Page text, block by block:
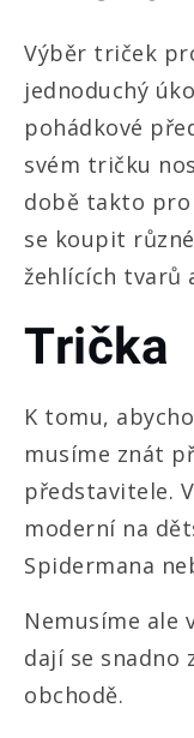
Výběr triček
jednoduchý
pohádkové
svém tričku
době takto pro
se koupit
žehlících tvarů
Trička
K tomu,
musíme znát
představitele.
moderní na
Spidermana
Nemusíme ale
dají se snadno
obchodě.